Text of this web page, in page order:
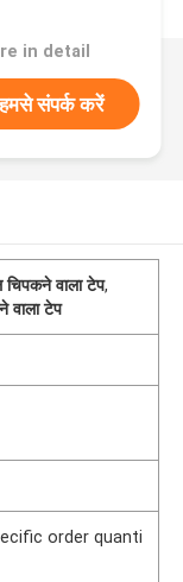
in detail
संपर्क करें
चिपकने वाला टेप,
वाला टेप
order quanti